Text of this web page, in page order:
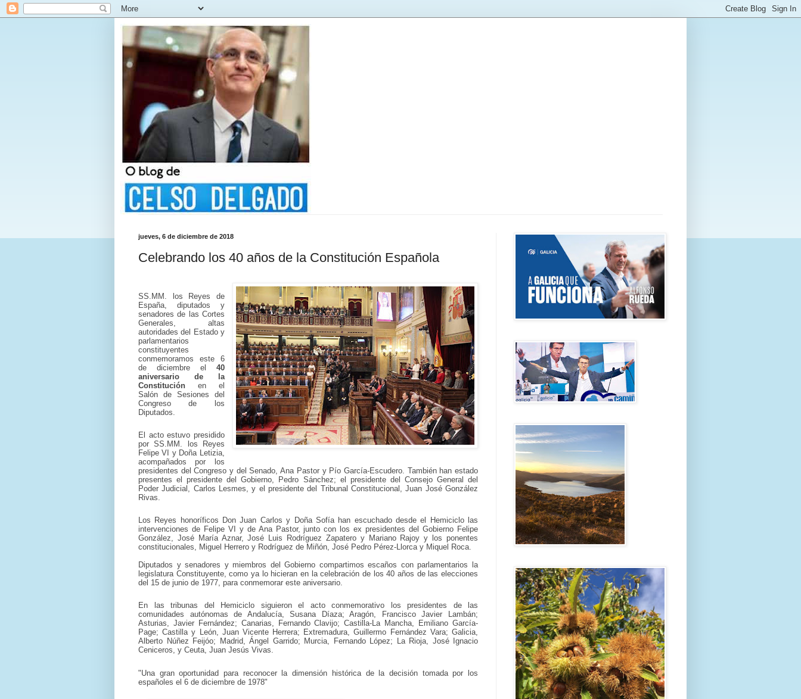
jueves, 6 de diciembre de 2018
Celebrando los 40 años de la Constitución Española
SS.MM. los Reyes de
España, diputados y
senadores de las Cortes
Generales, altas
autoridades del Estado y
parlamentarios
constituyentes
conmemoramos este 6
de diciembre el 40
aniversario de la
Constitución en el
Salón de Sesiones del
Congreso de los
Diputados.
El acto estuvo presidido
por SS.MM. los Reyes
Felipe VI y Doña Letizia,
acompañados por los
presidentes del Congreso y del Senado, Ana Pastor y Pío García-Escudero. También han estado
presentes el presidente del Gobierno, Pedro Sánchez; el presidente del Consejo General del
Poder Judicial, Carlos Lesmes, y el presidente del Tribunal Constitucional, Juan José González
Rivas.
Los Reyes honoríficos Don Juan Carlos y Doña Sofía han escuchado desde el Hemiciclo las
intervenciones de Felipe VI y de Ana Pastor, junto con los ex presidentes del Gobierno Felipe
González, José María Aznar, José Luis Rodríguez Zapatero y Mariano Rajoy y los ponentes
constitucionales, Miguel Herrero y Rodríguez de Miñón, José Pedro Pérez-Llorca y Miquel Roca.
Diputados y senadores y miembros del Gobierno compartimos escaños con parlamentarios la
legislatura Constituyente, como ya lo hicieran en la celebración de los 40 años de las elecciones
del 15 de junio de 1977, para conmemorar este aniversario.
En las tribunas del Hemiciclo siguieron el acto conmemorativo los presidentes de las
comunidades autónomas de Andalucía, Susana Díaza; Aragón, Francisco Javier Lambán;
Asturias, Javier Fernández; Canarias, Fernando Clavijo; Castilla-La Mancha, Emiliano García-
Page; Castilla y León, Juan Vicente Herrera; Extremadura, Guillermo Fernández Vara; Galicia,
Alberto Núñez Feijóo; Madrid, Ángel Garrido; Murcia, Fernando López; La Rioja, José Ignacio
Ceniceros, y Ceuta, Juan Jesús Vivas.
"Una gran oportunidad para reconocer la dimensión histórica de la decisión tomada por los
españoles el 6 de diciembre de 1978"